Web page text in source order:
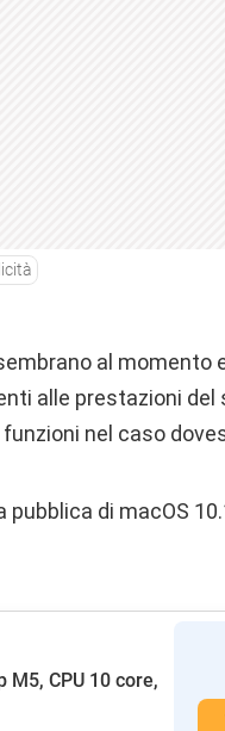
al momento
alle prestazioni del
nel caso
pubblica di macOS
M5, CPU 10 core,